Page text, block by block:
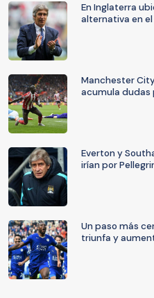
En Inglaterra
alternativa en
Manchester
acumula dudas
Everton y
irían por
Un paso más
triunfa y